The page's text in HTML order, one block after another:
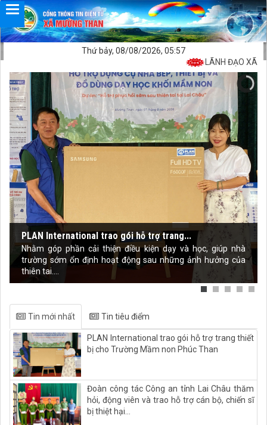
Thứ bảy, 08/08/2026, 05:57
LÃNH ĐẠO XÃ
PLAN International trao gói hỗ trợ trang...
Nhằm góp phần cải thiện điều kiện dạy và học, giúp nhà
trường sớm ổn định hoạt động sau những ảnh hưởng của
thiên tai....
Tin mới nhất Tin tiêu điểm
PLAN International trao gói hỗ trợ trang thiết
bị cho Trường Mầm non Phúc Than
Đoàn công tác Công an tỉnh Lai Châu thăm
hỏi, động viên và trao hỗ trợ cán bộ, chiến sĩ
bị thiệt hại...